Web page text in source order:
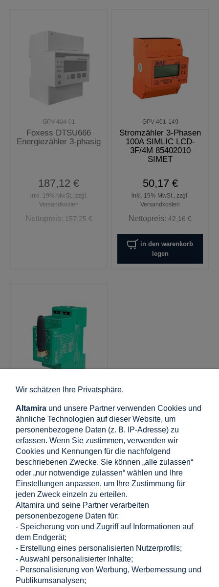
GPV-404-01
Foxess DTSU666
Energiezähler 3-phasig
187,12 €
inkl. 19% MwSt., zzgl.
Versandkosten
Nettopreis: 157,25 €
GPV-401-149
Stromzähler 3-Phasen
100A SIMLIC LCD-
3F/4M 85402010
SIMET
50,17 €
inkl. 19% MwSt., zzgl.
Versandkosten
Nettopreis:42,16 €
in den warenkorb
legen
Zamel Energiemonitor
WiFi 3F+N
bidirektionaler Zähler
für PV
162,05 €
inkl. 19% MwSt., zzgl.
Versandkosten
Nettopreis:136,18 €
in den warenkorb
legen
Einkaufen
Wir schätzen Ihre Privatsphäre.
Altamira und unsere Partner verwenden Cookies und
ähnliche Technologien auf dieser Website, um
personenbezogene Daten (z. B. IP-Adresse) zu
erfassen. Wenn Sie zustimmen, verwenden wir
Cookies und Kennungen für die nachfolgend
beschriebenen Zwecke. Sie können „alle zulassen“
oder „nur notwendige zulassen“ wählen und Ihre
Einstellungen anpassen, um Ihre Zustimmung für
jeden Zweck einzeln zu erteilen.
Altamira und seine Partner verarbeiten
personenbezogene Daten für:
- Speicherung von und Zugriff auf Informationen auf
dem Endgerät;
- Erstellung eines personalisierten Nutzerprofils;
- Auswahl personalisierter Inhalte;
- Personalisierung von Werbung, Werbemessung und
Publikumsanalysen;